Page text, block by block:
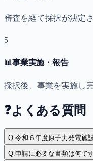
審査を経て採択が決定
5
📊事業実施・報告
採択後、事業を実施し
❓よくある質問
Q.令和６年度原子力発電施
Q.申請に必要な書類は何で